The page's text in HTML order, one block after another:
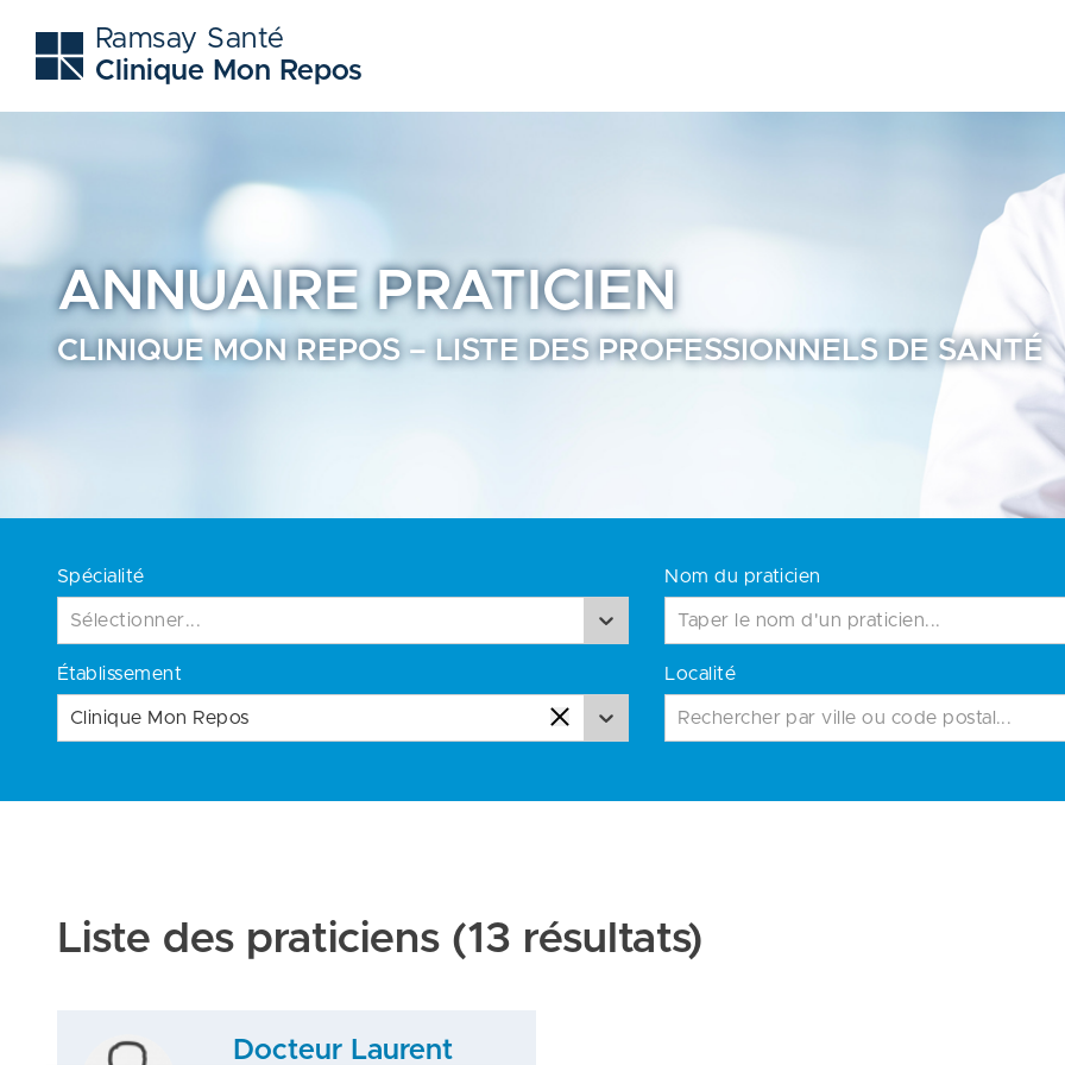
Ramsay Santé
Clinique Mon Repos
ANNUAIRE PRATICIEN
CLINIQUE MON REPOS – LISTE DES PROFESSIONNELS DE SANTÉ
Spécialité
Sélectionner...
Nom du praticien
Établissement
Clinique Mon Repos
Localité
Rechercher par ville ou code postal...
Liste des praticiens (13 résultats)
Docteur Laurent